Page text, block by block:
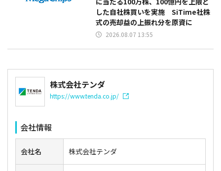
した自社株買いを実施 SiTime社株
式の売却益の上振れ分を原資に
2026.08.07 13:55
株式会社テンダ
https://www.tenda.co.jp/
会社情報
会社名 株式会社テンダ